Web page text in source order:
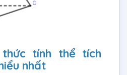
tính thể tích
nhất